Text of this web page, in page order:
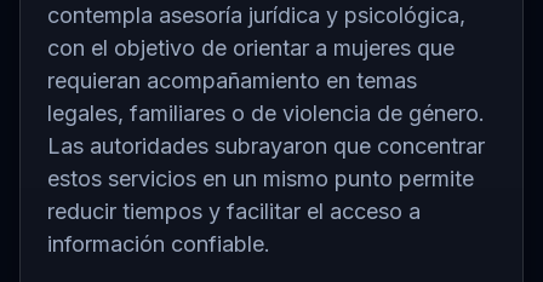
contempla asesoría jurídica y psicológica,
con el objetivo de orientar a mujeres que
requieran acompañamiento en temas
legales, familiares o de violencia de género.
Las autoridades subrayaron que concentrar
estos servicios en un mismo punto permite
reducir tiempos y facilitar el acceso a
información confiable.